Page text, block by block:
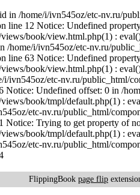
in /home/i/ivn545oz/etc-nv.ru/
line 12 Notice: Undefined
book/view.html.php(1) :
/home/i/ivn545oz/etc-nv.ru/
line 63 Notice: Undefined
book/view.html.php(1) :
ivn545oz/etc-nv.ru/public_html/
Notice: Undefined offset: 0 in /
book/tmpl/default.php(1) :
etc-nv.ru/public_html/
Notice: Trying to get property of
book/tmpl/default.php(1) :
etc-nv.ru/public_html/
FlippingBook page flip